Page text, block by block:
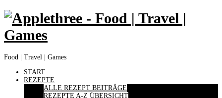
Food | Travel | Games
START
REZEPTE
ALLE REZEPT BEITRÄGE
REZEPTE A-Z ÜBERSICHT